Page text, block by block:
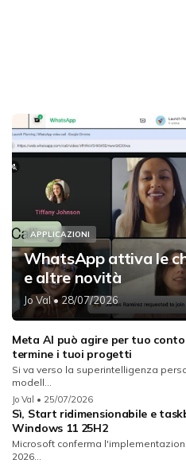
APPLICAZIONI
WhatsApp attiva le
e altre novità
Jo Val• 28/07/2026
Meta AI può agire per tuo
termine i tuoi progetti
Si va verso la superintelligenza
modell...
Jo Val • 25/07/2026
Sì, Start ridimensionabile e
Windows 11 25H2
Microsoft conferma
2026...